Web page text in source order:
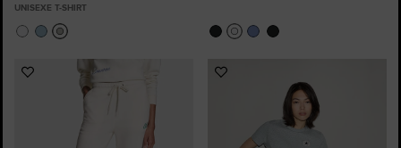
UNISEXE T-SHIRT
Ajouter
Ajouter